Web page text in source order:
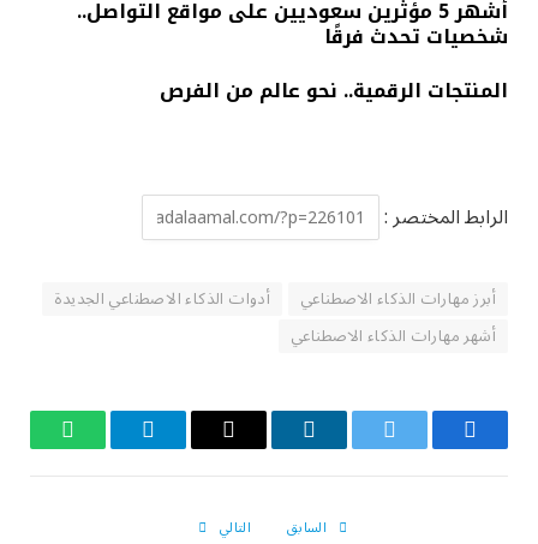
أشهر 5 مؤثرين سعوديين على مواقع التواصل..
شخصيات تحدث فرقًا
المنتجات الرقمية.. نحو عالم من الفرص
الرابط المختصر :
أبرز مهارات الذكاء الاصطناعي
أدوات الذكاء الاصطناعي الجديدة
أشهر مهارات الذكاء الاصطناعي
فيسبوك تويتر لينكدإن
البريد
تيلقرام واتساب
السابق التالي